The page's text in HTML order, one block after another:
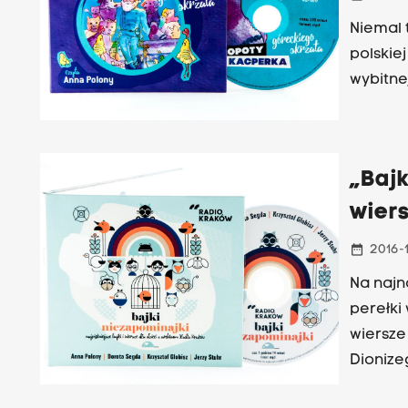
Niemal
date_range 2016-
Na
perełki wyszukane w